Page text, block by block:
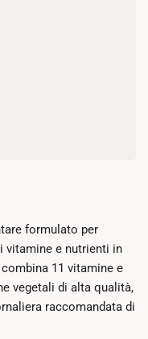
formulato per
vitamine e nutrienti in
11 vitamine e
vegetali di alta qualità,
raccomandata di